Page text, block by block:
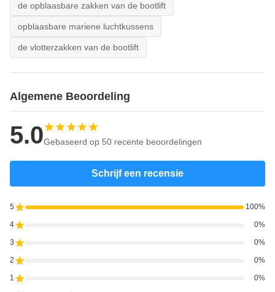
de opblaasbare zakken van de bootlift
opblaasbare mariene luchtkussens
de vlotterzakken van de bootlift
Algemene Beoordeling
5.0Gebaseerd op 50 recente beoordelingen
Schrijf een recensie
5 100%
4 0%
3 0%
2 0%
1 0%